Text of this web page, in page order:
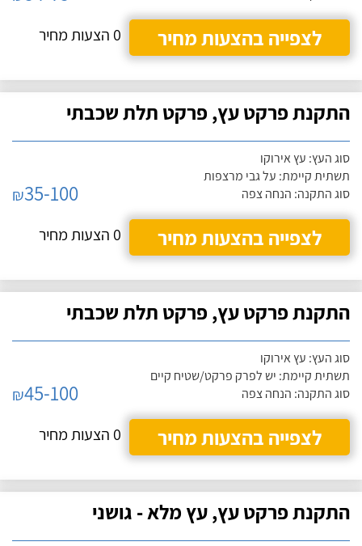
לצפייה בהצעות מחיר
0 הצעות מחיר
התקנת פרקט עץ, פרקט תלת שכבתי
סוג העץ: עץ אירוקו
תשתית קיימת: על גבי מרצפות
סוג התקנה: הנחה צפה
₪35-100
לצפייה בהצעות מחיר
0 הצעות מחיר
התקנת פרקט עץ, פרקט תלת שכבתי
סוג העץ: עץ אירוקו
תשתית קיימת: יש לפרק פרקט/שטיח קיים
סוג התקנה: הנחה צפה
₪45-100
לצפייה בהצעות מחיר
0 הצעות מחיר
התקנת פרקט עץ, עץ מלא - גושני